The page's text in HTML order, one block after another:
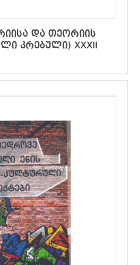
და თეორიის
კრებული) XXXII